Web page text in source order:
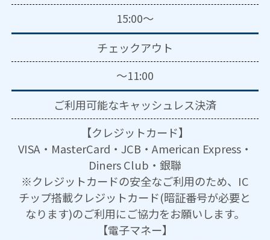
15:00～
チェックアウト
～11:00
ご利用可能なキャッシュレス決済
【クレジットカード】
VISA・MasterCard・JCB・American Express・
Diners Club・銀聯
※クレジットカードの安全なご利用のため、IC
チップ搭載クレジットカード(暗証番号が必要と
なります)のご利用にご協力をお願いします。
【電子マネー】